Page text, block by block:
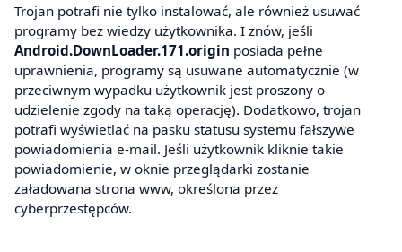
Trojan potrafi nie tylko instalować, ale również usuwać
programy bez wiedzy użytkownika. I znów, jeśli
Android.DownLoader.171.origin posiada pełne
uprawnienia, programy są usuwane automatycznie (w
przeciwnym wypadku użytkownik jest proszony o
udzielenie zgody na taką operację). Dodatkowo, trojan
potrafi wyświetlać na pasku statusu systemu fałszywe
powiadomienia e-mail. Jeśli użytkownik kliknie takie
powiadomienie, w oknie przeglądarki zostanie
załadowana strona www, określona przez
cyberprzestępców.